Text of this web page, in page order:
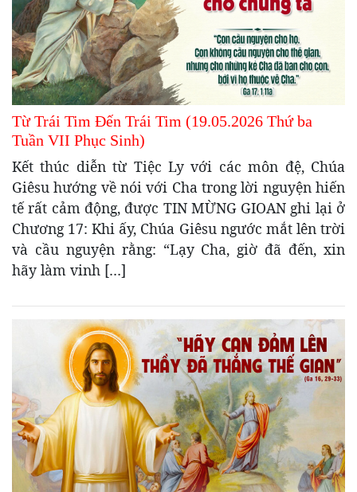
Từ Trái Tim Đến Trái Tim (19.05.2026 Thứ ba
Tuần VII Phục Sinh)
Kết thúc diễn từ Tiệc Ly với các môn đệ, Chúa
Giêsu hướng về nói với Cha trong lời nguyện hiến
tế rất cảm động, được TIN MỪNG GIOAN ghi lại ở
Chương 17: Khi ấy, Chúa Giêsu ngước mắt lên trời
và cầu nguyện rằng: “Lạy Cha, giờ đã đến, xin
hãy làm vinh […]